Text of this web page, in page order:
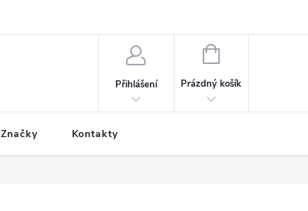
Přihlášení
NÁKUPNÍ
Prázdný košík
Značky Kontakty